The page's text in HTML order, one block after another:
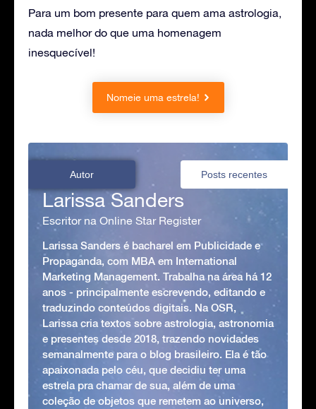
Para um bom presente para quem ama astrologia,
nada melhor do que uma homenagem
inesquecível!
Nomeie uma estrela!
Autor Posts recentes
Larissa Sanders
Escritor na Online Star Register
Larissa Sanders é bacharel em Publicidade e
Propaganda, com MBA em International
Marketing Management. Trabalha na área há 12
anos - principalmente escrevendo, editando e
traduzindo conteúdos digitais. Na OSR,
Larissa cria textos sobre astrologia, astronomia
e presentes desde 2018, trazendo novidades
semanalmente para o blog brasileiro. Ela é tão
apaixonada pelo céu, que decidiu ter uma
estrela pra chamar de sua, além de uma
coleção de objetos que remetem ao universo,